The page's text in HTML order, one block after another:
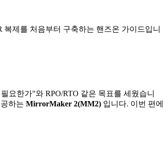
복제를 처음부터 구축하는 핸즈온 가이드입니
요한가"와 RPO/RTO 같은 목표를 세웠습니
하는 MirrorMaker 2(MM2) 입니다. 이번 편에